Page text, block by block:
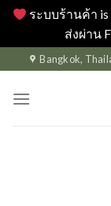
ระบบร้านค้า
ส่งผ่าน
to
content
Bangkok,